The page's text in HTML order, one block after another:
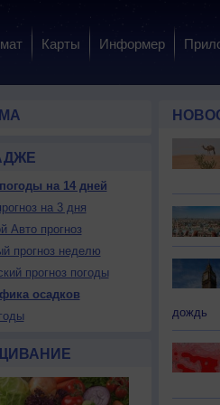
Карты Информер
9 вс
День
Нет
9 вс
Вечер
10 пн
Утро
Нет
10
Да
+34 +31 +28
на 14 дней
на 3 дня
Авто прогноз
прогноз неделю
прогноз погоды
осадков
дождь